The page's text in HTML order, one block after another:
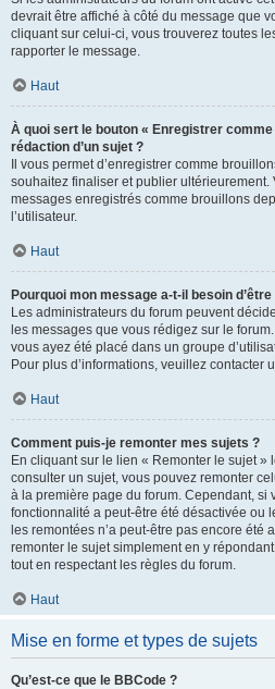
devrait être affiché à côté du message que
cliquant sur celui-ci, vous trouverez toutes
rapporter le message.
Haut
À quoi sert le bouton « Enregistrer
rédaction d’un sujet ?
Il vous permet d’enregistrer comme
souhaitez finaliser et publier ultérieurement.
messages enregistrés comme brouillons
l’utilisateur.
Haut
Pourquoi mon message a-t-il besoin
Les administrateurs du forum peuvent
les messages que vous rédigez sur le
vous ayez été placé dans un groupe
Pour plus d’informations, veuillez contacter
Haut
Comment puis-je remonter mes sujets ?
En cliquant sur le lien « Remonter le sujet »
consulter un sujet, vous pouvez remonter
à la première page du forum. Cependant, si
fonctionnalité a peut-être été désactivée ou
les remontées n’a peut-être pas encore été
remonter le sujet simplement en y
tout en respectant les règles du forum.
Haut
Mise en forme et types de sujets
Qu’est-ce que le BBCode ?